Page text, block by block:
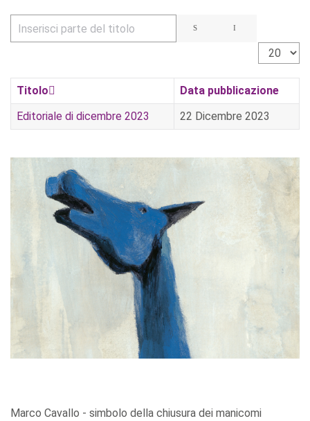
Inserisci parte del titolo
Visualizza
Titolo
Data pubblicazione
Editoriale di dicembre 2023
22 Dicembre 2023
Marco Cavallo - simbolo della chiusura dei manicomi